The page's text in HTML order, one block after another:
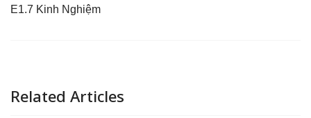
E1.7 Kinh Nghiệm
Related Articles